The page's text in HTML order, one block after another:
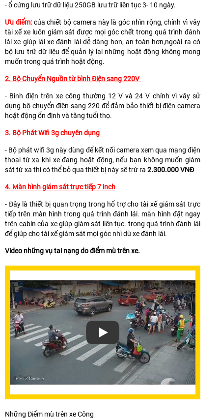
- ổ cứng lưu trữ dữ liệu 250GB lưu trữ liên tục 3- 10 ngày.
Ưu điểm: của chiết bộ camera này là góc nhìn rộng, chính vì vây
tài xế xe luôn giám sát được mọi góc chết trong quá trình đánh
lái xe giúp lái xe đánh lái dễ dàng hơn, an toàn hơn,ngoài ra có
bộ lưu trữ dữ liệu để quản lý lại những hoặt động không mong
muốn trong quá trình hoặt động.
2. Bộ Chuyển Nguồn từ bình Điện sang 220V
- Bình điện trên xe công thường 12 V và 24 V chính vì vây sử
dụng bộ chuyển điện sang 220 để đảm bảo thiết bị điện camera
hoặt động ổn định và tăng tuổi thọ.
3. Bộ Phát Wifi 3g chuyên dụng
- Bộ phát wifi 3g này dùng để kết nối camera xem qua mạng điện
thoại từ xa khi xe đang hoặt động, nếu bạn không muốn giám
sát từ xa thì có thể bỏ qua thiết bị này sẽ trừ ra 2.300.000 VNĐ
4. Màn hình giám sát trực tiếp 7 inch
- Đây là thiết bị quan trọng trong hổ trợ cho tài xế giám sát trực
tiếp trên màn hình trong quá trình đánh lái. màn hình đặt ngay
trên cabin của xe giúp giám sát liên tục. trong quá trình đánh lái
để giúp cho tài xế giám sát mọi góc nhì dù xe đánh lái.
Video những vụ tai nạng do điểm mù trên xe.
Xem video Lắp Camera Xóa Điểm Mù
Những Điểm mù trên xe Công